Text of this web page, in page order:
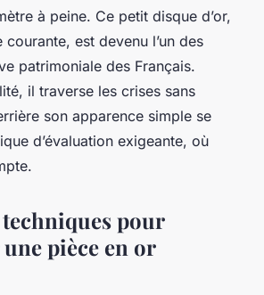
à peine. Ce petit disque d’or,
est devenu l’un des
patrimoniale des Français.
il traverse les crises sans
son apparence simple se
d’évaluation exigeante, où
pour
pièce en or